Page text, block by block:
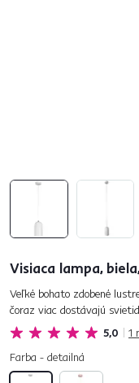
Visiaca lampa,
5,0 1
Veľké bohato zdobené
čoraz viac dostávajú
interiér krásne doplniť.
Farba - detailná